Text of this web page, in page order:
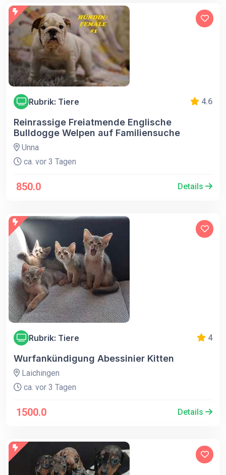
Rubrik: Tiere 4.6
Reinrassige Freiatmende Englische
Bulldogge Welpen auf Familiensuche
Unna
ca. vor 3 Tagen
850.0 Details
Rubrik: Tiere 4
Wurfankündigung Abessinier Kitten
Laichingen
ca. vor 3 Tagen
1500.0 Details